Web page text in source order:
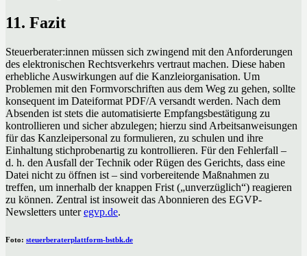
11. Fazit
Steuerberater:innen müssen sich zwingend mit den Anforderungen
des elektronischen Rechtsverkehrs vertraut machen. Diese haben
erhebliche Auswirkungen auf die Kanzleiorganisation. Um
Problemen mit den Formvorschriften aus dem Weg zu gehen, sollte
konsequent im Dateiformat PDF/A versandt werden. Nach dem
Absenden ist stets die automatisierte Empfangsbestätigung zu
kontrollieren und sicher abzulegen; hierzu sind Arbeitsanweisungen
für das Kanzleipersonal zu formulieren, zu schulen und ihre
Einhaltung stichprobenartig zu kontrollieren. Für den Fehlerfall –
d. h. den Ausfall der Technik oder Rügen des Gerichts, dass eine
Datei nicht zu öffnen ist – sind vorbereitende Maßnahmen zu
treffen, um innerhalb der knappen Frist („unverzüglich“) reagieren
zu können. Zentral ist insoweit das Abonnieren des EGVP-
Newsletters unteregvp.de.
Foto: steuerberaterplattform-bstbk.de